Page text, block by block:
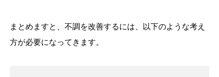
まとめますと、不調を改善するには、以下のような考え
方が必要になってきます。